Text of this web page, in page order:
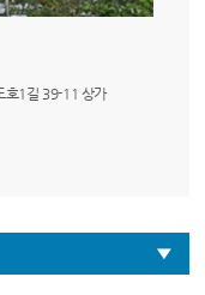
호1길 39-11 상가